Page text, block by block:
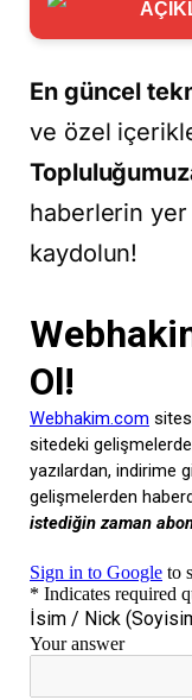
En güncel
ve özel
haberlerin yer
kaydolun!